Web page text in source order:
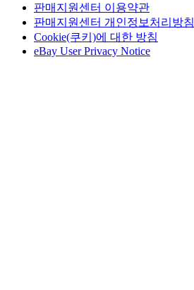
판매지원센터 이용약관
판매지원센터 개인정보처리방침
Cookie(쿠키)에 대한 방침
eBay User Privacy Notice